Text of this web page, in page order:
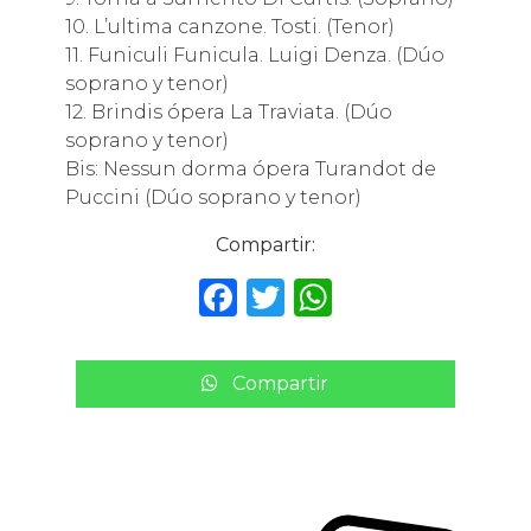
10. L’ultima canzone. Tosti. (Tenor)
11. Funiculi Funicula. Luigi Denza. (Dúo
soprano y tenor)
12. Brindis ópera La Traviata. (Dúo
soprano y tenor)
Bis: Nessun dorma ópera Turandot de
Puccini (Dúo soprano y tenor)
Compartir:
F
c
e
T
it
te
W
a
ts
Compartir